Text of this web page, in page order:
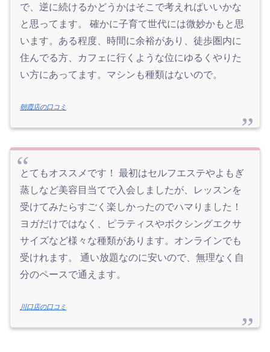
で、逆に続けるかどうかはそこで考えればいいかな
と思ってます。 確かに子育て世代には微妙かもと思
います。ある程度、時間に余裕があり、徒歩圏内に
住んでる方、カフェに行くような位にゆるくやりた
い方にあってます。マシンも種類はないので。
朝霞店の口コミ
とてもオススメです！ 最初はセルフエステやよもぎ
蒸しなど美容目当てで入会しましたが、レッスンを
受けてみたらすごく楽しかったのでハマりました！
ヨガだけではなく、ピラティスやボクシングエクサ
サイズなど様々な種類があります。オンラインでも
受けれます。 通い放題なのに安いので、無理なく自
分のペースで通えます。
川口店の口コミ